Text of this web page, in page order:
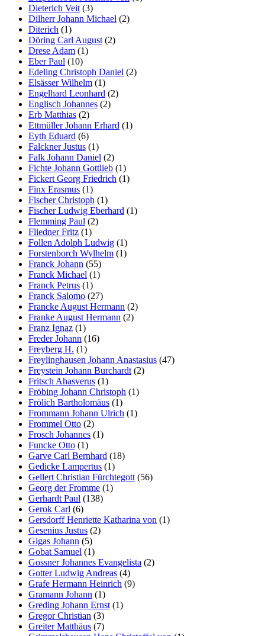
Dieterich Veit (3)
Dilherr Johann Michael (2)
Diterich (1)
Döring Carl August (2)
Drese Adam (1)
Eber Paul (10)
Edeling Christoph Daniel (2)
Elsässer Wilhelm (1)
Engelhard Leonhard (2)
Englisch Johannes (2)
Erb Matthias (2)
Ettmüller Johann Erhard (1)
Eyth Eduard (6)
Falckner Justus (1)
Falk Johann Daniel (2)
Fichte Johann Gottlieb (1)
Fickert Georg Friedrich (1)
Finx Erasmus (1)
Fischer Christoph (1)
Fischer Ludwig Eberhard (1)
Flemming Paul (2)
Fliedner Fritz (1)
Follen Adolph Ludwig (1)
Forstenborch Wylhelm (1)
Franck Johann (55)
Franck Michael (1)
Franck Petrus (1)
Franck Salomo (27)
Francke August Hermann (2)
Franke August Hermann (2)
Franz Ignaz (1)
Freder Johann (16)
Freyberg H. (1)
Freylinghausen Johann Anastasius (47)
Freystein Johann Burchardt (2)
Fritsch Ahasverus (1)
Fröbing Johann Christoph (1)
Frölich Bartholomäus (1)
Frommann Johann Ulrich (1)
Frommel Otto (2)
Frosch Johannes (1)
Funcke Otto (1)
Garve Carl Bernhard (18)
Gedicke Lampertus (1)
Gellert Christian Fürchtegott (56)
Georg der Fromme (1)
Gerhardt Paul (138)
Gerok Carl (6)
Gersdorff Henriette Katharina von (1)
Gesenius Justus (2)
Gigas Johann (5)
Gobat Samuel (1)
Gossner Johannes Evangelista (2)
Gotter Ludwig Andreas (4)
Grafe Hermann Heinrich (9)
Gramann Johann (1)
Greding Johann Ernst (1)
Gregor Christian (3)
Greiter Matthäus (7)